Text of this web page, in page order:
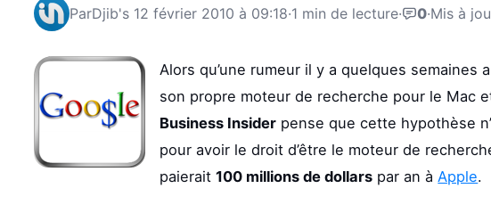
ParDjib's 12 février 2010 à 09:18·1 min de lecture· 0·Mis à
Alors qu’une rumeur il y a quelques semaines
son propre moteur de recherche pour le Mac
Business Insider pense que cette hypothèse
pour avoir le droit d’être le moteur de
paierait100 millions de dollars par an àApple.